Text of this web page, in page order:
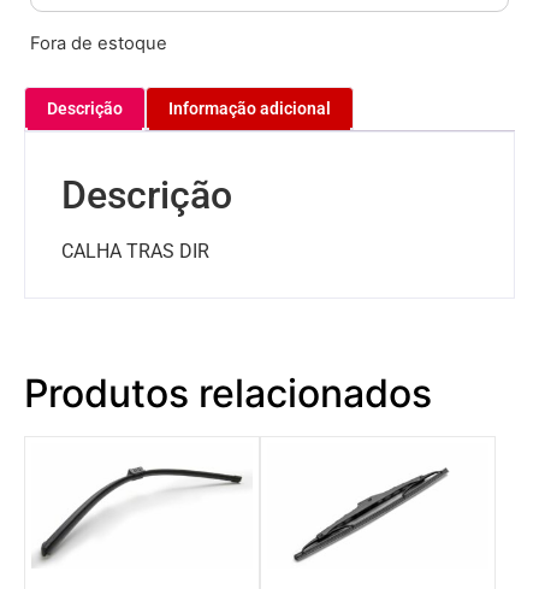
Fora de estoque
Descrição Informação adicional
Descrição
CALHA TRAS DIR
Produtos relacionados